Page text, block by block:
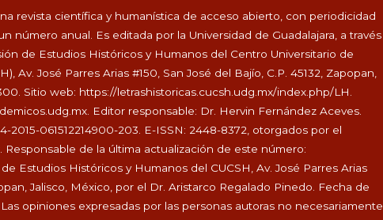
revista científica y humanística de acceso abierto, con periodicidad
número anual. Es editada por la Universidad de Guadalajara, a través
de Estudios Históricos y Humanos del Centro Universitario de
Av. José Parres Arias #150, San José del Bajío, C.P. 45132, Zapopan,
Sitio web: https://letrashistoricas.cucsh.udg.mx/index.php/LH
. Editor responsable: Dr. Hervin Fernández Aceves.
2015-061512214900-203. E-ISSN: 2448-8372, otorgados por el
de la última actualización de este número:
Estudios Históricos y Humanos del CUCSH, Av. José Parres Arias
Jalisco, México, por el Dr. Aristarco Regalado Pinedo. Fecha de
opiniones expresadas por las personas autoras no necesariamente